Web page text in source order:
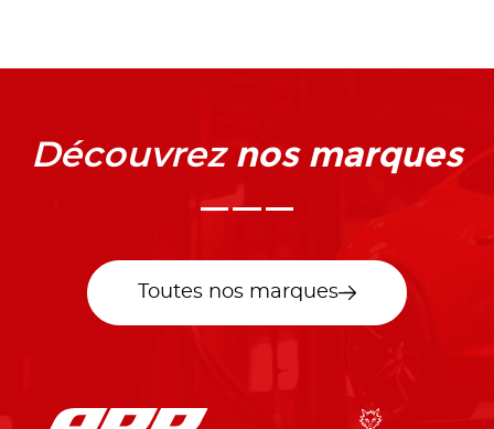
Découvrez nos marques
Toutes nos marques